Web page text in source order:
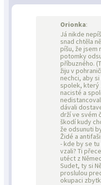
Orionka:
Já nikde
snad chtěla
píšu, že jsem
potomky
příbuzného.
žiju v
nechci, aby
spolek, který
nacisté a
dávali
drží ve svém
škodí kudy
že odsunuti
Židé a
- kde by se
vzali? Ti
utéct z
Sudet, ty si
proslulou
okupaci